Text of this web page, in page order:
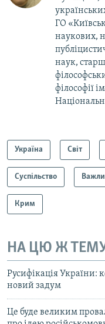
ГО
наукових,
наук,
філософії
Україна Світ
Суспільство
Крим
НА ЦЮ Ж
Русифікація України:
новий задум
Це буде великим